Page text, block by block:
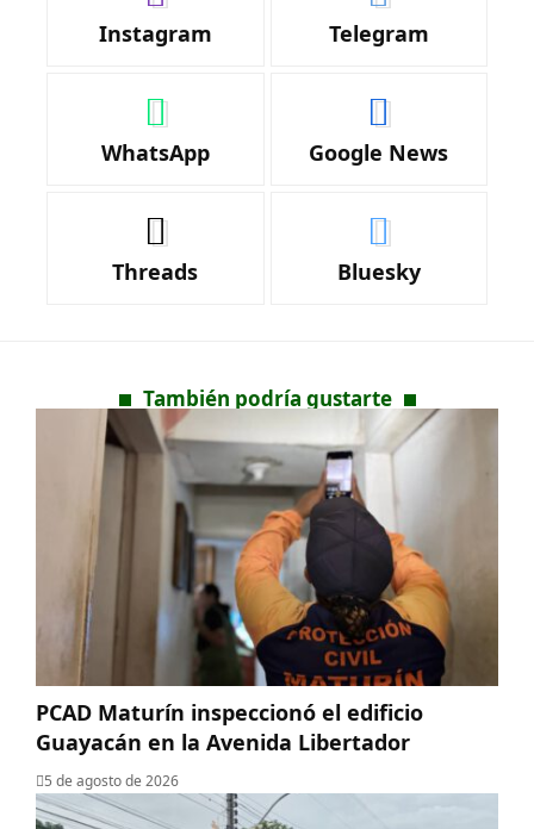
Instagram Telegram
WhatsApp Google News
Threads Bluesky
También podría gustarte
PCAD Maturín inspeccionó el edificio
Guayacán en la Avenida Libertador
5 de agosto de 2026